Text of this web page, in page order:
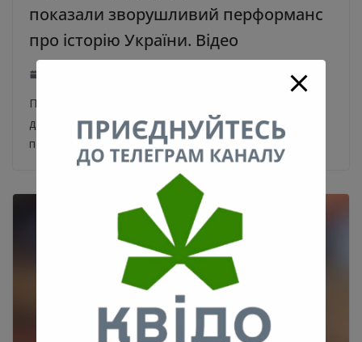
показали зворушливий перформанс
про історію України. Відео
Під час 10-хвилинного перформансу глядачі разом з
дівчинкою, яка уособлювала образ України,
перенеслися в історичні віхи України. У центрі столиці